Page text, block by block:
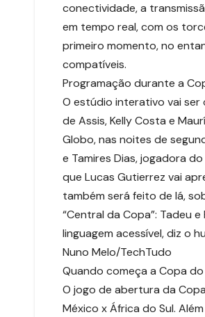
conectividade, a
em tempo real, com os
primeiro momento, no
compatíveis.
Programação durante a
O estúdio interativo vai ser
de Assis, Kelly Costa e
Globo, nas noites de
e Tamires Dias, jogadora
que Lucas Gutierrez vai
também será feito de lá,
“Central da Copa”: Tadeu
linguagem acessível, diz o
Nuno Melo/TechTudo
Quando começa a Copa
O jogo de abertura da
México x África do Sul.